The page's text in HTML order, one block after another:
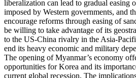
liberalization can lead to gradual easing
imposed by Western governments, and
encourage reforms through easing of
be willing to take advantage of its
to the US-China rivalry in the Asia-
end its heavy economic and military
The opening of Myanmar’s economy
opportunities for Korea and its
current global recession. The